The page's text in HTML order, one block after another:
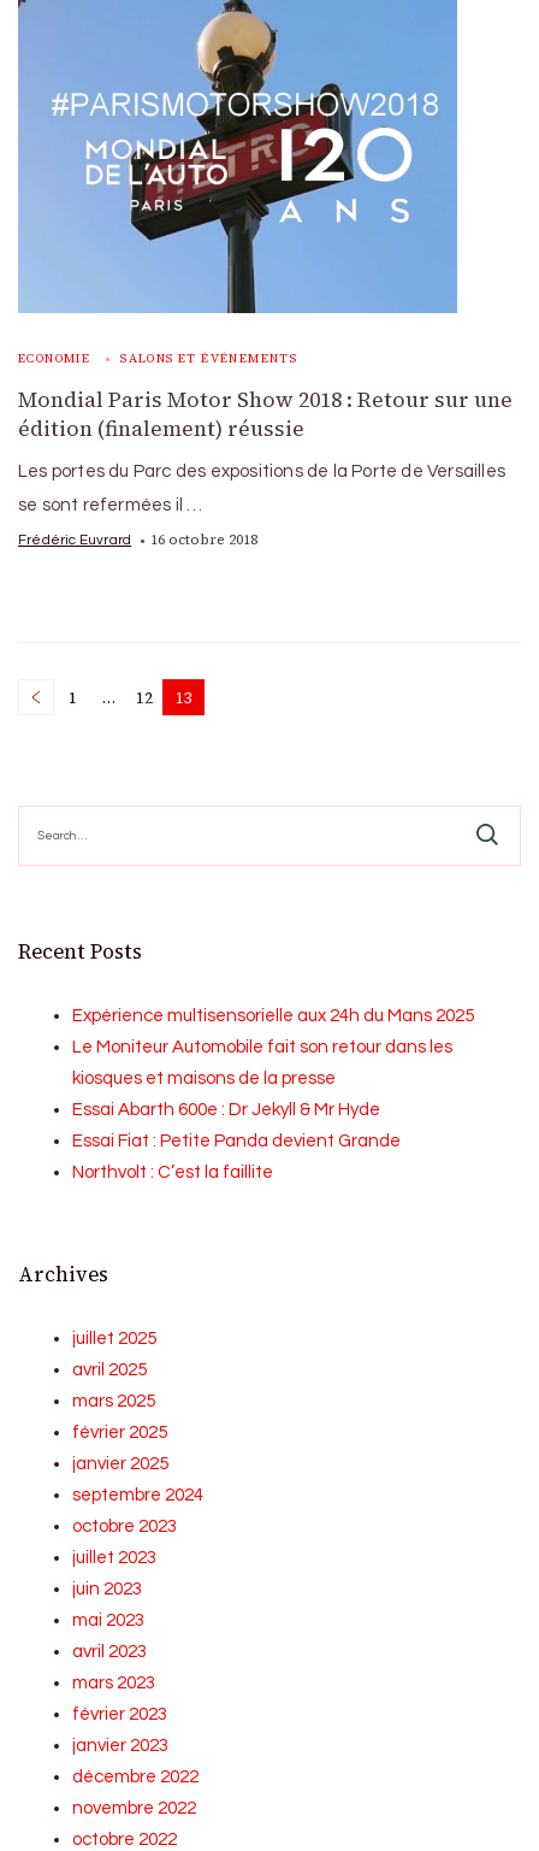
ECONOMIE SALONS ET ÉVÉNEMENTS
Mondial Paris Motor Show 2018 : Retour sur une
édition (finalement) réussie
Les portes du Parc des expositions de la Porte de Versailles
se sont refermées il …
Frédéric Euvrard 16 octobre 2018
Posts
Page
1 … Page
12 Page
13
for:
Recent Posts
Expérience multisensorielle aux 24h du Mans 2025
Le Moniteur Automobile fait son retour dans les
kiosques et maisons de la presse
Essai Abarth 600e : Dr Jekyll & Mr Hyde
Essai Fiat : Petite Panda devient Grande
Northvolt : C’est la faillite
Archives
juillet 2025
avril 2025
mars 2025
février 2025
janvier 2025
septembre 2024
octobre 2023
juillet 2023
juin 2023
mai 2023
avril 2023
mars 2023
février 2023
janvier 2023
décembre 2022
novembre 2022
octobre 2022